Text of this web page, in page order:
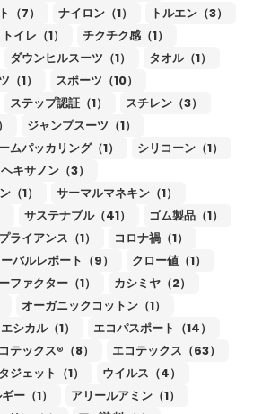
（7） ナイロン（1）
トルエン（3）
トイレ（1）
チクチク感（1）
ダウンヒルスーツ（1）
タオル（1）
（1）
スポーツ（10）
ステップ認証（1）
スチレン（3）
ジャンプスーツ（1）
ムパッカリング（1）
シリコーン（1）
キサノン（3）
（1）
サーマルマネキン（1）
サステナブル（41）
ゴム製品（1）
ライアンス（1）
コロナ禍（1）
バルレポート（9）
クロー値（1）
ファクター（1）
カシミヤ（2）
オーガニックコットン（1）
エシカル（1）
エコパスポート（14）
テックス®（8）
エコテックス（63）
ジェット（1）
ウイルス（4）
ー（1）
アリールアミン（1）